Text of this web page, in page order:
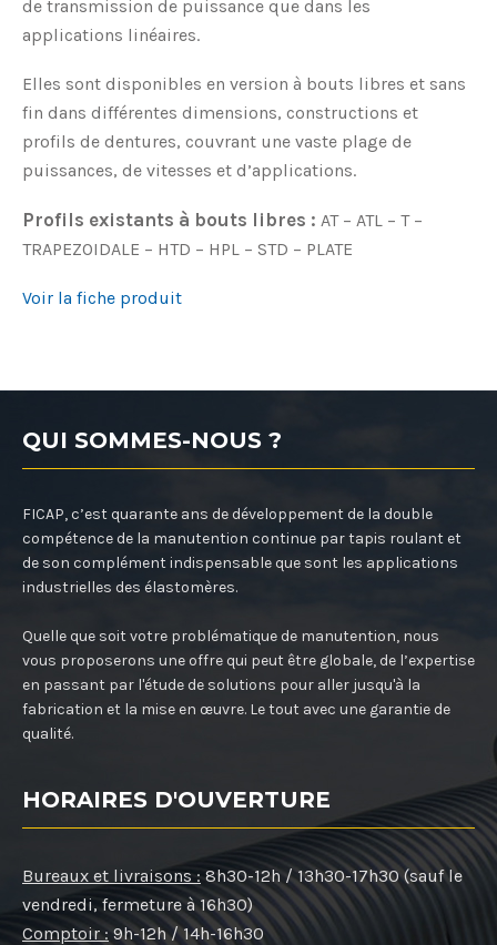
de transmission de puissance que dans les
applications linéaires.
Elles sont disponibles en version à bouts libres et sans
fin dans différentes dimensions, constructions et
profils de dentures, couvrant une vaste plage de
puissances, de vitesses et d’applications.
Profils existants à bouts libres : AT – ATL – T –
TRAPEZOIDALE – HTD – HPL – STD – PLATE
Voir la fiche produit
QUI SOMMES-NOUS ?
FICAP, c’est quarante ans de développement de la double
compétence de la manutention continue par tapis roulant et
de son complément indispensable que sont les applications
industrielles des élastomères.
Quelle que soit votre problématique de manutention, nous
vous proposerons une offre qui peut être globale, de l’expertise
en passant par l'étude de solutions pour aller jusqu'à la
fabrication et la mise en œuvre. Le tout avec une garantie de
qualité.
HORAIRES D'OUVERTURE
Bureaux et livraisons : 8h30-12h / 13h30-17h30 (sauf le
vendredi, fermeture à 16h30)
Comptoir : 9h-12h / 14h-16h30